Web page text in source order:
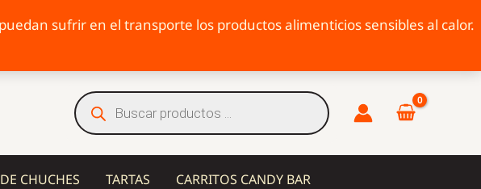
sufrir en el transporte los productos alimenticios sensibles al calor.
Búsqueda
de
productos
CHUCHES TARTAS CARRITOS CANDY BAR